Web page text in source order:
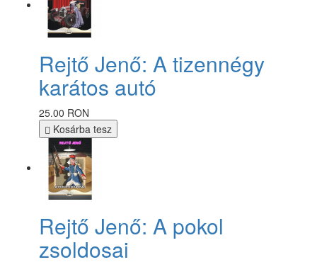
Rejtő Jenő: A tizennégy
karátos autó
25.00 RON
Kosárba tesz
Rejtő Jenő: A pokol
zsoldosai